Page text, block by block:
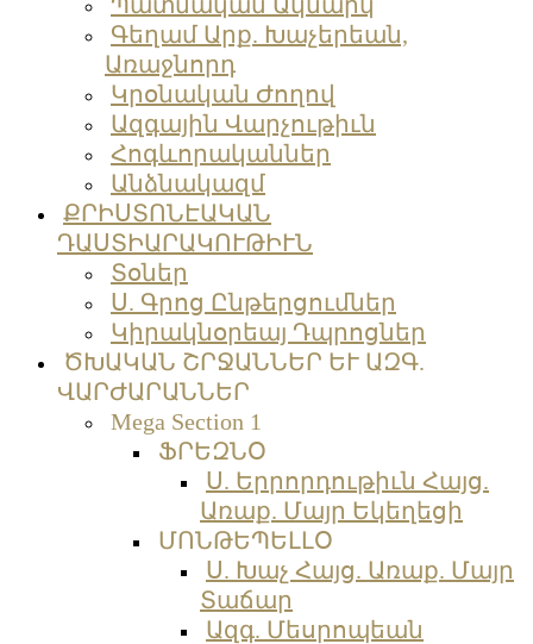
Գեղամ Արք. Խաչերեան,
Առաջնորդ
Կրօնական Ժողով
Ազգային Վարչութիւն
Հոգևորականներ
Անձնակազմ
ՔՐԻՍՏՈՆԷԱԿԱՆ
ԴԱՍՏԻԱՐԱԿՈՒԹԻՒՆ
Տօներ
Ս. Գրոց Ընթերցումներ
Կիրակնօրեայ Դպրոցներ
ԾԽԱԿԱՆ ՇՐՋԱՆՆԵՐ ԵՒ ԱԶԳ.
ՎԱՐԺԱՐԱՆՆԵՐ
Mega Section 1
ՖՐԵԶՆՕ
Ս. Երրորդութիւն Հայց.
Առաք. Մայր Եկեղեցի
ՄՈՆԹԵՊԵԼԼՕ
Ս. Խաչ Հայց. Առաք. Մայր
Տաճար
Ազգ. Մեսրոպեան